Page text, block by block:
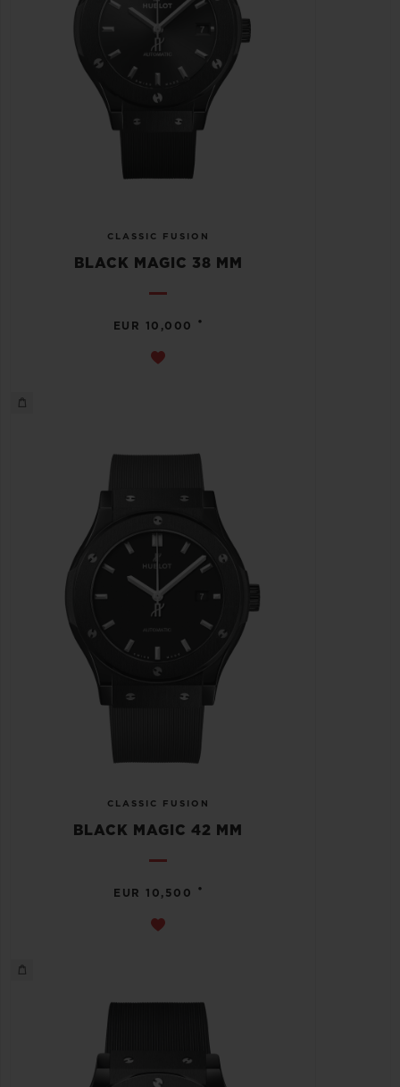
CLASSIC FUSION
BLACK MAGIC 38 MM
EUR 10,000 •
CLASSIC FUSION
BLACK MAGIC 42 MM
EUR 10,500 •